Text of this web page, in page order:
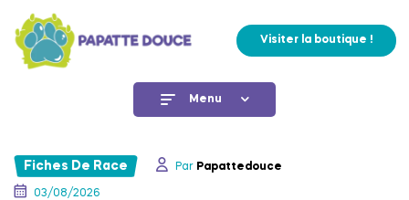
Visiter la boutique !
Menu
Fiches De Race Par Papattedouce
03/08/2026